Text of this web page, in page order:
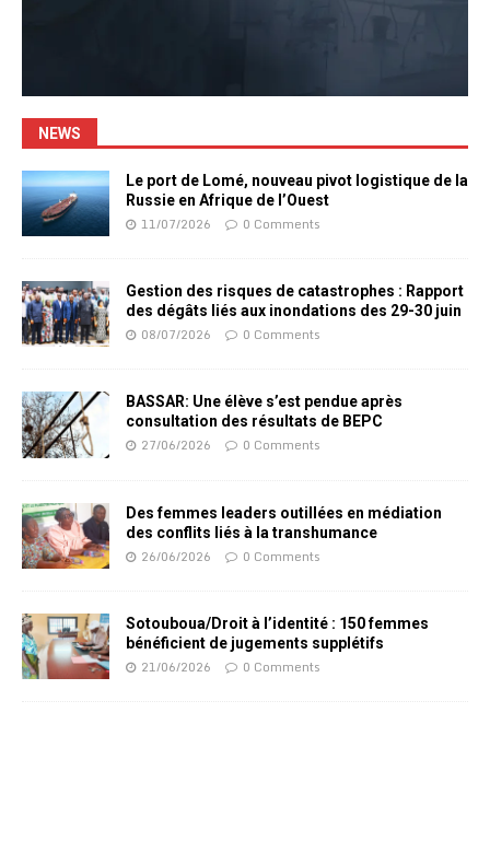
NEWS
Le port de Lomé, nouveau pivot logistique de la
Russie en Afrique de l’Ouest
11/07/2026 0 Comments
Gestion des risques de catastrophes : Rapport
des dégâts liés aux inondations des 29-30 juin
08/07/2026 0 Comments
BASSAR: Une élève s’est pendue après
consultation des résultats de BEPC
27/06/2026 0 Comments
Des femmes leaders outillées en médiation
des conflits liés à la transhumance
26/06/2026 0 Comments
Sotouboua/Droit à l’identité : 150 femmes
bénéficient de jugements supplétifs
21/06/2026 0 Comments